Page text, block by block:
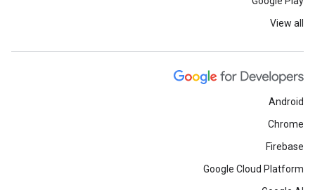
View all
Android
Chrome
Firebase
Google Cloud Platform